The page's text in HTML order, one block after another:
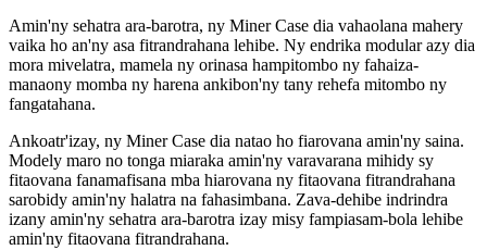
Amin'ny sehatra ara-barotra, ny Miner Case dia vahaolana mahery
vaika ho an'ny asa fitrandrahana lehibe. Ny endrika modular azy dia
mora mivelatra, mamela ny orinasa hampitombo ny fahaiza-
manaony momba ny harena ankibon'ny tany rehefa mitombo ny
fangatahana.
Ankoatr'izay, ny Miner Case dia natao ho fiarovana amin'ny saina.
Modely maro no tonga miaraka amin'ny varavarana mihidy sy
fitaovana fanamafisana mba hiarovana ny fitaovana fitrandrahana
sarobidy amin'ny halatra na fahasimbana. Zava-dehibe indrindra
izany amin'ny sehatra ara-barotra izay misy fampiasam-bola lehibe
amin'ny fitaovana fitrandrahana.